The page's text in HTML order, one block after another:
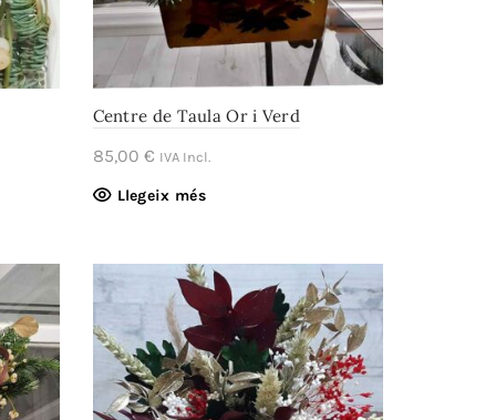
Centre de Taula Or i Verd
85,00 € IVA Incl.
Llegeix més